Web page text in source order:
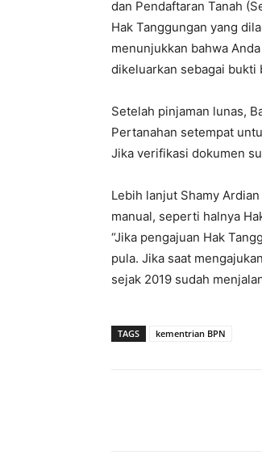
dan Pendaftaran Tanah
Hak Tanggungan yang
menunjukkan bahwa
dikeluarkan sebagai bukti
Setelah pinjaman lunas,
Pertanahan setempat
Jika verifikasi dokumen
Lebih lanjut Shamy
manual, seperti halnya
“Jika pengajuan Hak
pula. Jika saat
sejak 2019 sudah
TAGS kementrian BPN